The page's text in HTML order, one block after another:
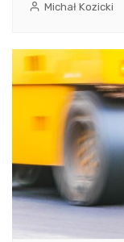
Michał Kozicki